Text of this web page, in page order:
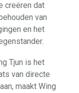
creëren dat
van
en het
Tjun is het
van directe
maakt Wing